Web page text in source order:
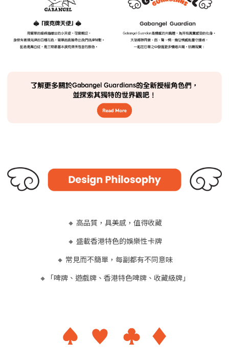
🔸 高品質，具美感，值得收藏
🔸 盛載香港特色的娛樂性卡牌
🔸 常見而不簡單，每副都有不同意味
🔸「啤牌、遊戲牌、香港特色啤牌、收藏級牌」